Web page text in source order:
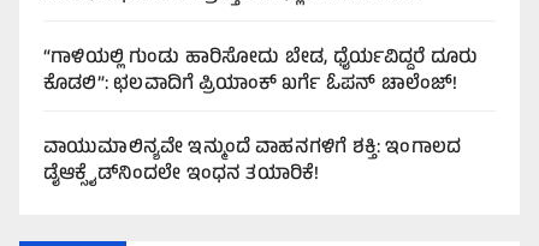
“ಗಾಳಿಯಲ್ಲಿ ಗುಂಡು ಹಾರಿಸೋದು ಬೇಡ, ಧೈರ್ಯವಿದ್ದರೆ ದೂರು
ಕೊಡಲಿ”: ಛಲವಾದಿಗೆ ಪ್ರಿಯಾಂಕ್ ಖರ್ಗೆ ಓಪನ್ ಚಾಲೆಂಜ್!
ವಾಯುಮಾಲಿನ್ಯವೇ ಇನ್ಮುಂದೆ ವಾಹನಗಳಿಗೆ ಶಕ್ತಿ: ಇಂಗಾಲದ
ಡೈಆಕ್ಸೈಡ್‌ನಿಂದಲೇ ಇಂಧನ ತಯಾರಿಕೆ!